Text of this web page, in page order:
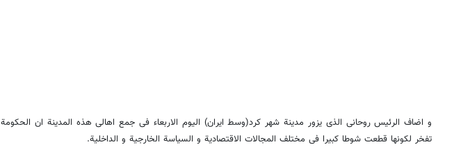
و اضاف الرئیس روحانی الذی یزور مدینة شهر کرد(وسط ایران) الیوم الاربعاء فی جمع اهالی هذه المدینة ان الحکومة
تفخر لکونها قطعت شوطا کبیرا فی مختلف المجالات الاقتصادیة و السیاسة الخارجیة و الداخلیة.